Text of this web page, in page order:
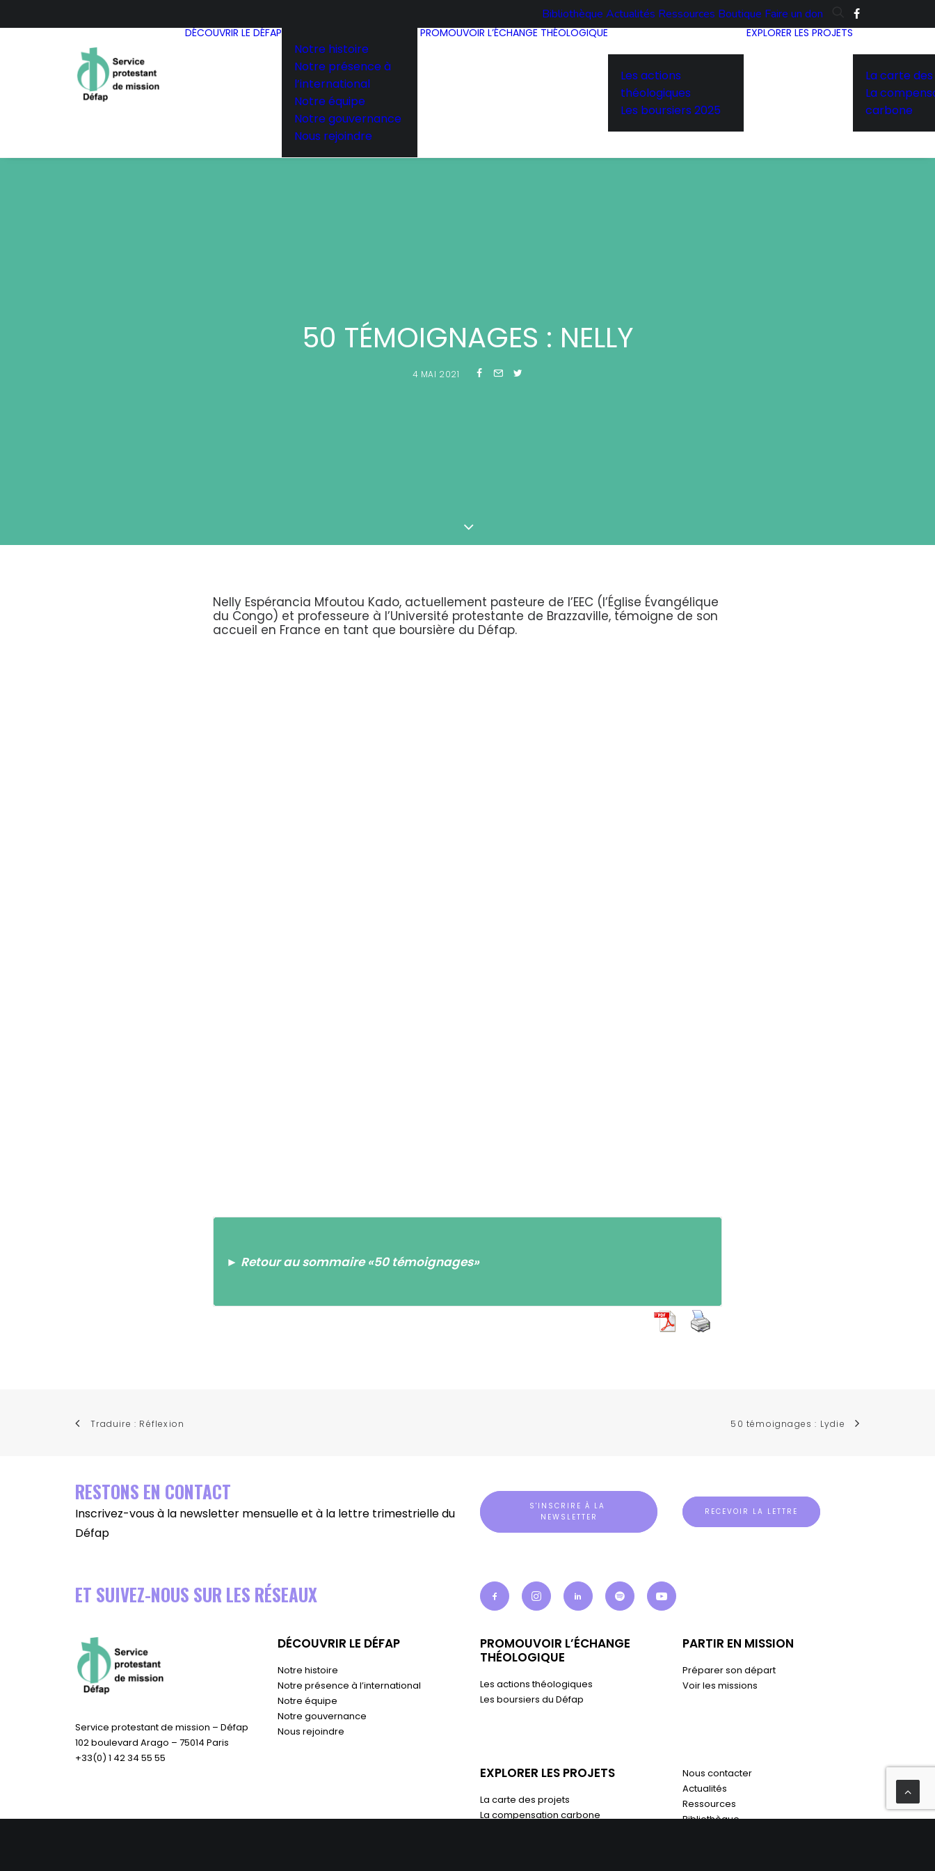
Bibliothèque Actualités Ressources Boutique Faire un don
DÉCOUVRIR LE DÉFAP
Notre histoire
Notre présence à
l’international
Notre équipe
Notre gouvernance
Nous rejoindre
PROMOUVOIR L’ÉCHANGE THÉOLOGIQUE
Les actions
théologiques
Les boursiers 2025
EXPLORER LES PROJETS
La carte
La
carbone
50 TÉMOIGNAGES : NELLY
4 MAI 2021
Nelly Espérancia Mfoutou Kado, actuellement pasteure de l’EEC (l’Église Évangélique
du Congo) et professeure à l’Université protestante de Brazzaville, témoigne de son
accueil en France en tant que boursière du Défap.
► Retour au sommaire «50 témoignages»
Traduire : Réflexion 50 témoignages : Lydie
RESTONS EN CONTACT
Inscrivez-vous à la newsletter mensuelle et à la lettre trimestrielle du
Défap
S'INSCRIRE À LA
NEWSLETTER
RECEVOIR LA LETTRE
ET SUIVEZ-NOUS SUR LES RÉSEAUX
Service protestant de mission – Défap
102 boulevard Arago – 75014 Paris
+33(0) 1 42 34 55 55
DÉCOUVRIR LE DÉFAP
Notre histoire
Notre présence à l’international
Notre équipe
Notre gouvernance
Nous rejoindre
PROMOUVOIR L’ÉCHANGE
THÉOLOGIQUE
Les actions théologiques
Les boursiers du Défap
PARTIR EN MISSION
Préparer son départ
Voir les missions
EXPLORER LES PROJETS
La carte des projets
La compensation carbone
Nous contacter
Actualités
Ressources
Bibliothèque